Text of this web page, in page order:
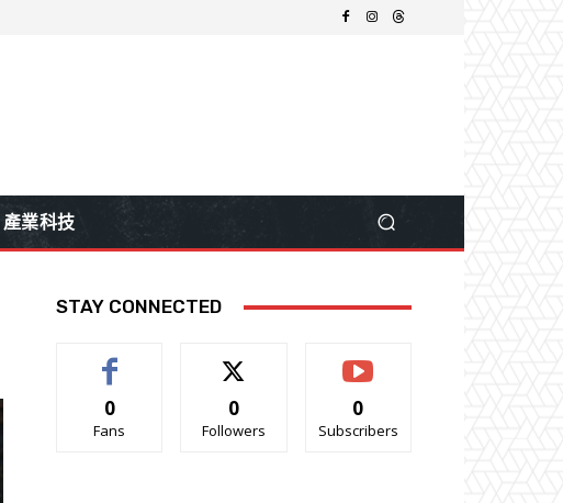
產業科技
STAY CONNECTED
0
Fans
0
Followers
0
Subscribers